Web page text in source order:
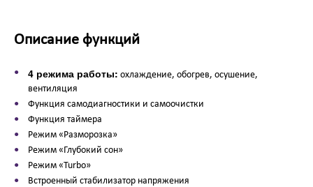
Описание функций
4 режима работы: охлаждение, обогрев, осушение,
вентиляция
Функция самодиагностики и самоочистки
Функция таймера
Режим «Разморозка»
Режим «Глубокий сон»
Режим «Turbo»
Встроенный стабилизатор напряжения